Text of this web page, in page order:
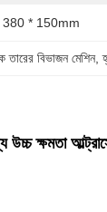
* 150mm
তারের বিভাজন মেশিন,
ক্ষমতা